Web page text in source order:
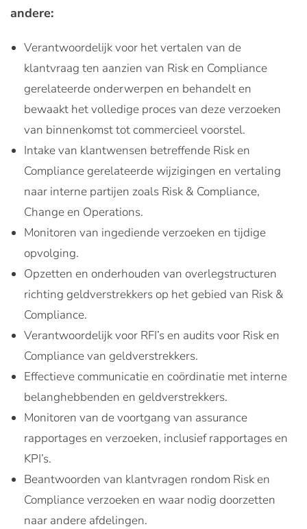
andere:
Verantwoordelijk voor het vertalen van de
klantvraag ten aanzien van Risk en Compliance
gerelateerde onderwerpen en behandelt en
bewaakt het volledige proces van deze verzoeken
van binnenkomst tot commercieel voorstel.
Intake van klantwensen betreffende Risk en
Compliance gerelateerde wijzigingen en vertaling
naar interne partijen zoals Risk & Compliance,
Change en Operations.
Monitoren van ingediende verzoeken en tijdige
opvolging.
Opzetten en onderhouden van overlegstructuren
richting geldverstrekkers op het gebied van Risk &
Compliance.
Verantwoordelijk voor RFI’s en audits voor Risk en
Compliance van geldverstrekkers.
Effectieve communicatie en coördinatie met interne
belanghebbenden en geldverstrekkers.
Monitoren van de voortgang van assurance
rapportages en verzoeken, inclusief rapportages en
KPI’s.
Beantwoorden van klantvragen rondom Risk en
Compliance verzoeken en waar nodig doorzetten
naar andere afdelingen.